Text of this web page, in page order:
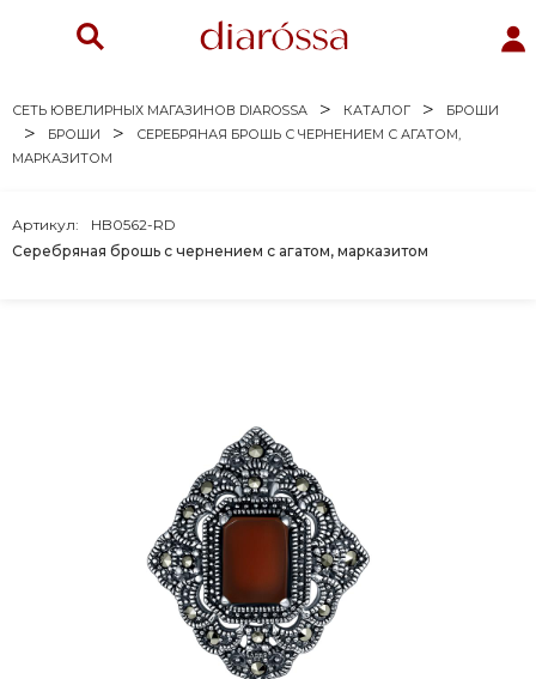
СЕТЬ ЮВЕЛИРНЫХ МАГАЗИНОВ DIAROSSA КАТАЛОГ
БРОШИ
БРОШИ
СЕРЕБРЯНАЯ БРОШЬ С ЧЕРНЕНИЕМ С АГАТОМ,
МАРКАЗИТОМ
Серебряная брошь с чернением с агатом, марказитом
Артикул: HB0562-RD